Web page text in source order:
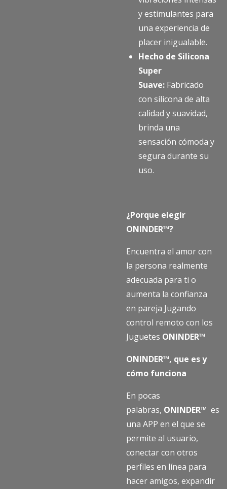
y estimulantes para
una experiencia de
placer inigualable.
Hecho de Silicona
Super
Suave: Fabricado
con silicona de alta
calidad y suavidad,
brinda una
sensación cómoda y
segura durante su
uso.
¿Porque elegir
ONINDER™?
Encuentra el amor con
la persona realmente
adecuada para ti o
aumenta la confianza
en pareja Jugando
control remoto con los
Juguetes ONINDER™
ONINDER™, que es y
cómo funciona
En pocas
palabras, ONINDER™ es
una APP en el que se
permite al usuario,
conectar con otros
perfiles en línea para
hacer amigos, expandir